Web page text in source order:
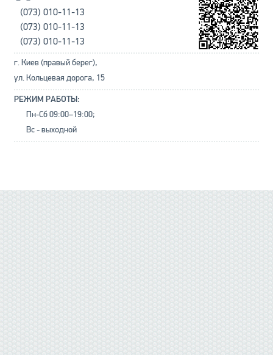
(073) 010-11-13
(073) 010-11-13
(073) 010-11-13
г. Киев (правый берег),
ул. Кольцевая дорога, 15
РЕЖИМ РАБОТЫ:
Пн-Сб 09:00–19:00;
Вс - выходной